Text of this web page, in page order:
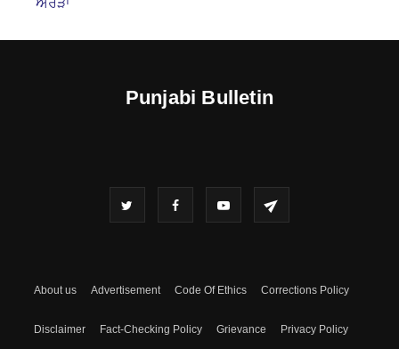
Punjabi Bulletin
About us Advertisement Code Of Ethics Corrections Policy
Disclaimer Fact-Checking Policy Grievance Privacy Policy